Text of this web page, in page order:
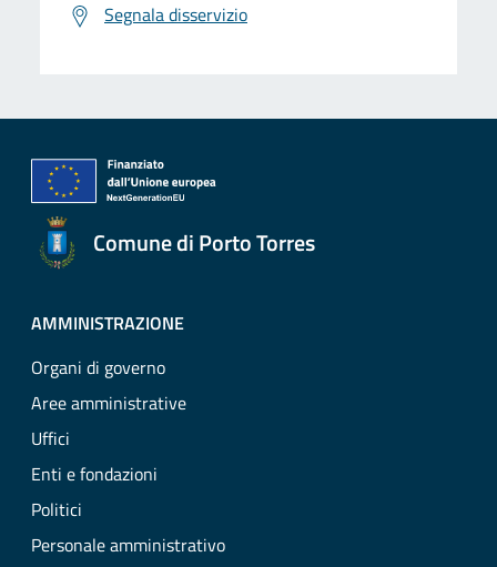
Segnala disservizio
Comune di Porto Torres
AMMINISTRAZIONE
Organi di governo
Aree amministrative
Uffici
Enti e fondazioni
Politici
Personale amministrativo